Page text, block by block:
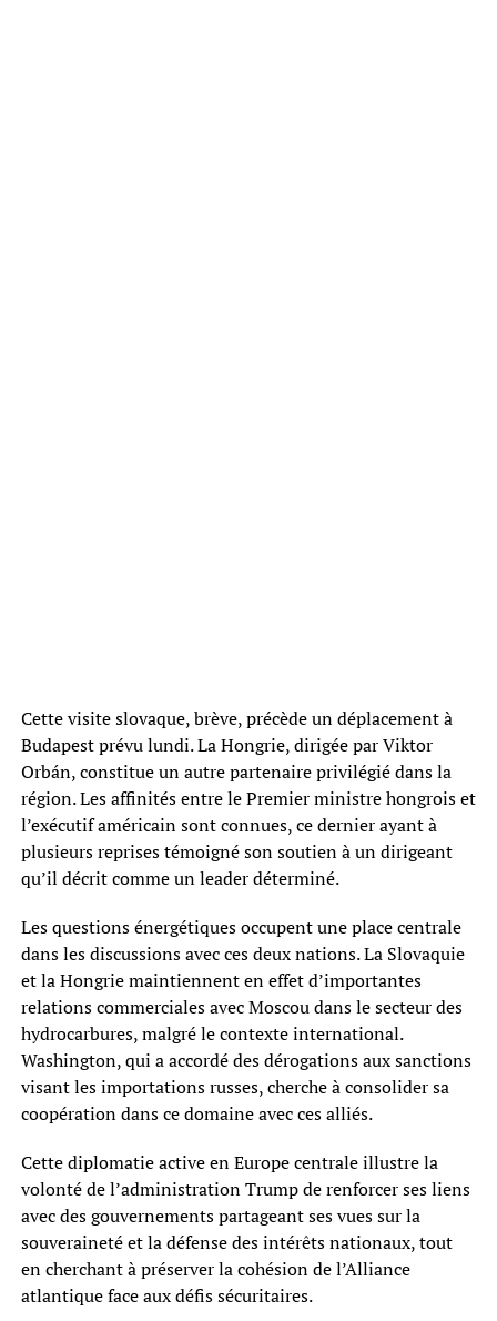
Cette visite slovaque, brève, précède un déplacement à
Budapest prévu lundi. La Hongrie, dirigée par Viktor
Orbán, constitue un autre partenaire privilégié dans la
région. Les affinités entre le Premier ministre hongrois et
l’exécutif américain sont connues, ce dernier ayant à
plusieurs reprises témoigné son soutien à un dirigeant
qu’il décrit comme un leader déterminé.
Les questions énergétiques occupent une place centrale
dans les discussions avec ces deux nations. La Slovaquie
et la Hongrie maintiennent en effet d’importantes
relations commerciales avec Moscou dans le secteur des
hydrocarbures, malgré le contexte international.
Washington, qui a accordé des dérogations aux sanctions
visant les importations russes, cherche à consolider sa
coopération dans ce domaine avec ces alliés.
Cette diplomatie active en Europe centrale illustre la
volonté de l’administration Trump de renforcer ses liens
avec des gouvernements partageant ses vues sur la
souveraineté et la défense des intérêts nationaux, tout
en cherchant à préserver la cohésion de l’Alliance
atlantique face aux défis sécuritaires.